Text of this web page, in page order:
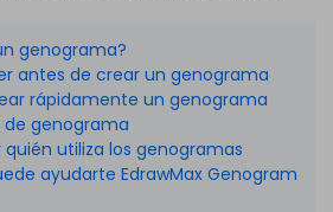
genograma?
antes de crear un genograma
rápidamente un genograma
de genograma
quién utiliza los genogramas
ayudarte EdrawMax Genogram